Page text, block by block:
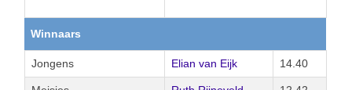
Winnaars
Jongens Elian van Eijk 14.40